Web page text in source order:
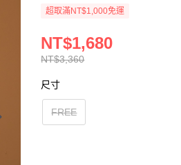
超取滿NT$1,000免運
NT$3,360
NT$1,680
尺寸
FREE